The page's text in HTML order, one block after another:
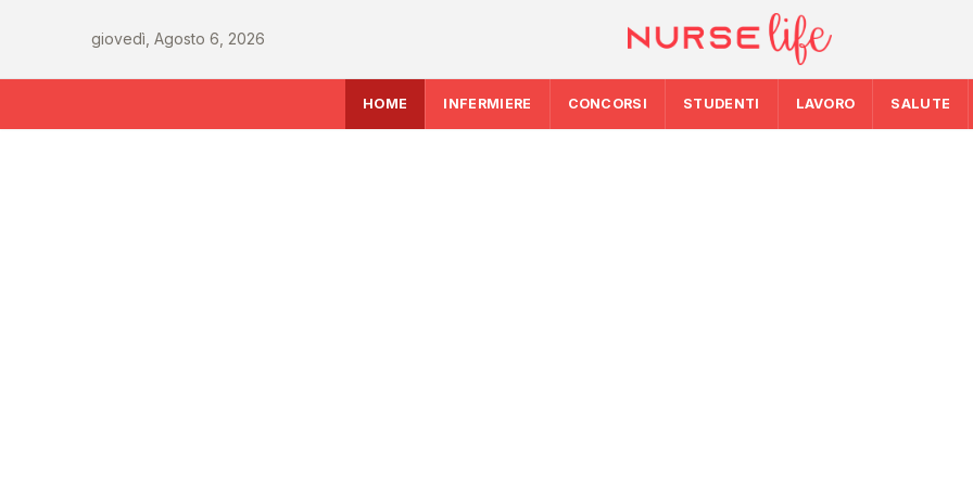
giovedì, Agosto 6, 2026
HOME INFERMIERE CONCORSI STUDENTI LAVORO SALUTE